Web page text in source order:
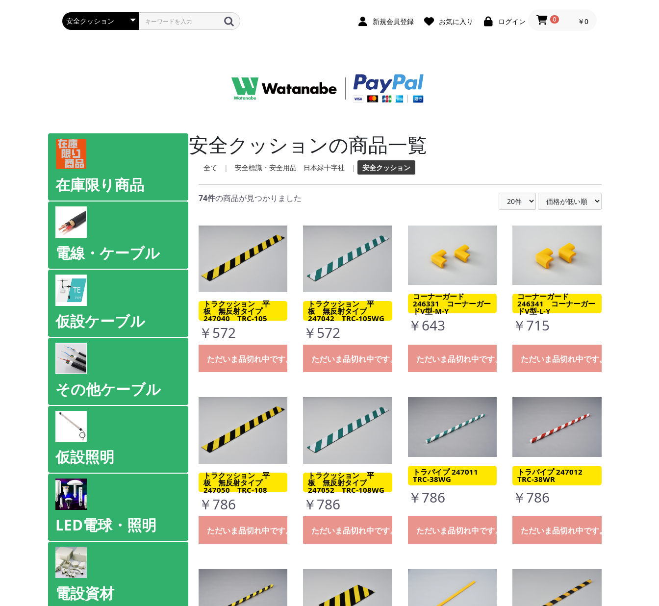
新規会員登録 お気に入り ログイン 0 ￥0
在庫限り商品
電線・ケーブル
仮設ケーブル
その他ケーブル
仮設照明
LED電球・照明
電設資材
安全クッションの商品一覧
全て | 安全標識・安全用品 日本緑十字社 | 安全クッション
74件の商品が見つかりました
トラクッション 平
板 無反射タイプ
247040 TRC-105
￥572
ただいま品切れ中です。
トラクッション 平
板 無反射タイプ
247042 TRC-105WG
￥572
ただいま品切れ中です。
コーナーガード
246331 コーナーガー
ドV型-M-Y
￥643
ただいま品切れ中です。
コーナーガード
246341 コーナーガー
ドV型-L-Y
￥715
ただいま品切れ中です。
トラクッション 平
板 無反射タイプ
247050 TRC-108
￥786
ただいま品切れ中です。
トラクッション 平
板 無反射タイプ
247052 TRC-108WG
￥786
ただいま品切れ中です。
トラパイプ 247011
TRC-38WG
￥786
ただいま品切れ中です。
トラパイプ 247012
TRC-38WR
￥786
ただいま品切れ中です。